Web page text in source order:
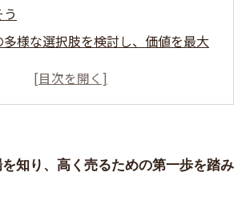
様な選択肢を検討し、価値を最大
開発と住宅需要の変化を踏まえた売
ト
ら学ぶ札幌で土地を有効活用して
知り、高く売るための第一歩を踏み